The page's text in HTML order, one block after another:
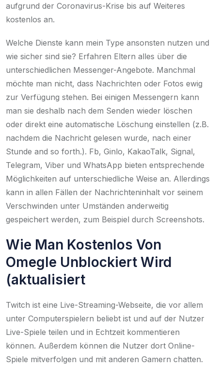
aufgrund der Coronavirus-Krise bis auf Weiteres
kostenlos an.
Welche Dienste kann mein Type ansonsten nutzen und
wie sicher sind sie? Erfahren Eltern alles über die
unterschiedlichen Messenger-Angebote. Manchmal
möchte man nicht, dass Nachrichten oder Fotos ewig
zur Verfügung stehen. Bei einigen Messengern kann
man sie deshalb nach dem Senden wieder löschen
oder direkt eine automatische Löschung einstellen (z.B.
nachdem die Nachricht gelesen wurde, nach einer
Stunde and so forth.). Fb, Ginlo, KakaoTalk, Signal,
Telegram, Viber und WhatsApp bieten entsprechende
Möglichkeiten auf unterschiedliche Weise an. Allerdings
kann in allen Fällen der Nachrichteninhalt vor seinem
Verschwinden unter Umständen anderweitig
gespeichert werden, zum Beispiel durch Screenshots.
Wie Man Kostenlos Von
Omegle Unblockiert Wird
(aktualisiert
Twitch ist eine Live-Streaming-Webseite, die vor allem
unter Computerspielern beliebt ist und auf der Nutzer
Live-Spiele teilen und in Echtzeit kommentieren
können. Außerdem können die Nutzer dort Online-
Spiele mitverfolgen und mit anderen Gamern chatten.